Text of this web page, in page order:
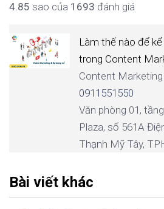
4.85 sao của 1693 đánh giá
Làm thế nào để
trong Content
Content Marketing
0911551550
Văn phòng 01,
Plaza, số 561A
Thạnh Mỹ Tây,
Bài viết khác